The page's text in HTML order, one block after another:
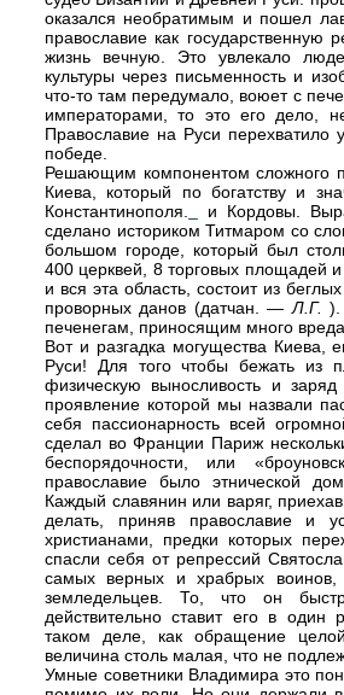
оказался необратимым и пошел
православие как
жизнь вечную. Это увлекало
культуры через письменность и
что-то там передумало, воюет с
императорами, то это его дело,
Православие на Руси
победе.
Решающим компонентом сложного
Киева, который по богатству и
Константинополя.
и Кордовы.
сделано историком Титмаром со
большом городе, который был
400 церквей, 8 торговых площадей
и вся эта область, состоит из
проворных данов (датчан. — Л.Г. ).
печенегам, приносящим много
Вот и разгадка могущества Киева,
Руси! Для того чтобы бежать из
физическую выносливость и заряд
проявление которой мы назвали
себя пассионарность всей
сделал во Франции Париж
беспорядочности, или
православие было этнической
Каждый славянин или варяг,
делать, приняв православие и
христианами, предки которых
спасли себя от репрессий
самых верных и храбрых воинов,
земледельцев. То, что он
действительно ставит его в
таком деле, как обращение
величина столь малая, что не
Умные советники Владимира это